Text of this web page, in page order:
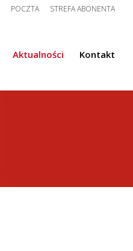
POCZTA STREFA ABONENTA
Aktualności Kontakt